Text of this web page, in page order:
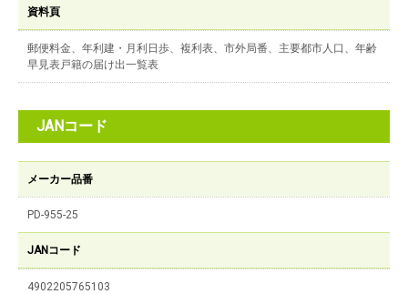
資料頁
郵便料金、年利建・月利日歩、複利表、市外局番、主要都市人口、年齢
早見表戸籍の届け出一覧表
JANコード
メーカー品番
PD-955-25
JANコード
4902205765103